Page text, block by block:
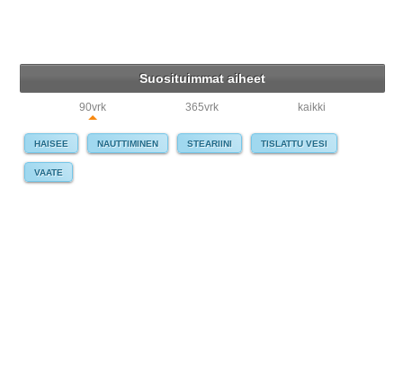
Suosituimmat aiheet
90vrk 365vrk kaikki
HAISEE NAUTTIMINEN STEARIINI TISLATTU VESI
VAATE